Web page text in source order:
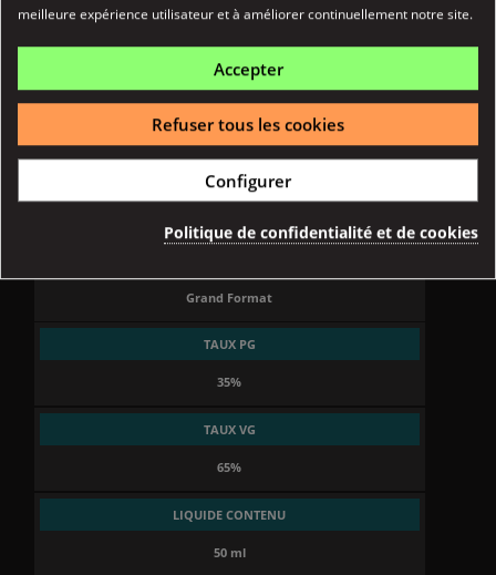
Référence 03950
Fiche technique
ORIGINE
France
BASE 100% VÉGÉTALE
Grand Format
TAUX PG
35%
TAUX VG
65%
LIQUIDE CONTENU
50 ml
meilleure expérience utilisateur et à améliorer continuellement notre site.
Accepter
Refuser tous les cookies
Configurer
Politique de confidentialité et de cookies